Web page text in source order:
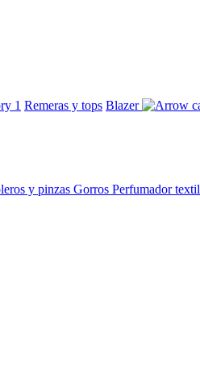
Remeras y tops Blazer
y pinzas Gorros Perfumador textil